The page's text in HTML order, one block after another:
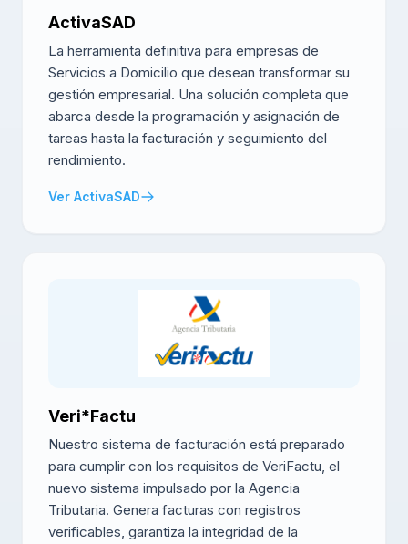
ActivaSAD
La herramienta definitiva para empresas de
Servicios a Domicilio que desean transformar su
gestión empresarial. Una solución completa que
abarca desde la programación y asignación de
tareas hasta la facturación y seguimiento del
rendimiento.
Ver ActivaSAD
Veri*Factu
Nuestro sistema de facturación está preparado
para cumplir con los requisitos de VeriFactu, el
nuevo sistema impulsado por la Agencia
Tributaria. Genera facturas con registros
verificables, garantiza la integridad de la